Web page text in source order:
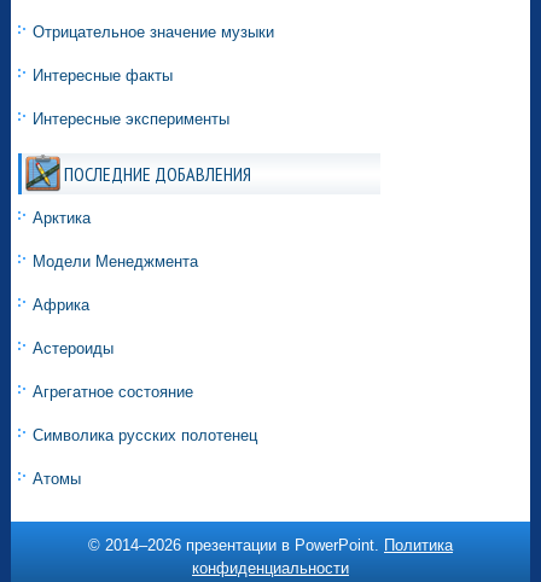
Отрицательное значение музыки
Интересные факты
Интересные эксперименты
ПОСЛЕДНИЕ ДОБАВЛЕНИЯ
Арктика
Модели Менеджмента
Африка
Астероиды
Агрегатное состояние
Символика русских полотенец
Атомы
© 2014–2026 презентации в PowerPoint.
Политика
конфиденциальности